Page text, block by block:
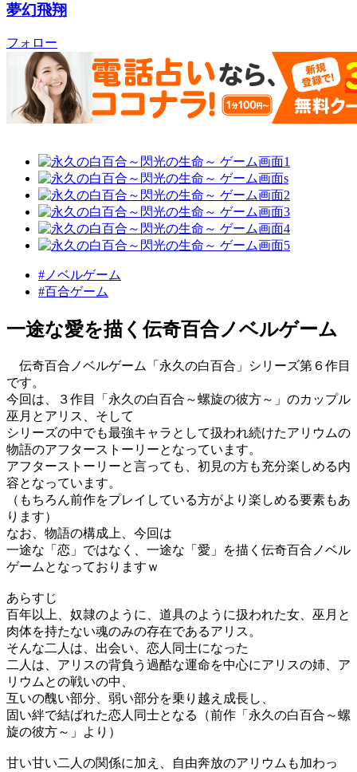
夢幻飛翔
フォロー
#ノベルゲーム
#百合ゲーム
一途な愛を描く伝奇百合ノベルゲーム
伝奇百合ノベルゲーム「永久の白百合」シリーズ第６作目
です。
今回は、３作目「永久の白百合～螺旋の彼方～」のカップル
巫月とアリス、そして
シリーズの中でも最強キャラとして扱われ続けたアリウムの
物語のアフターストーリーとなっています。
アフターストーリーと言っても、初見の方も充分楽しめる内
容となっています。
（もちろん前作をプレイしている方がより楽しめる要素もあ
ります）
なお、物語の構成上、今回は
一途な「恋」ではなく、一途な「愛」を描く伝奇百合ノベル
ゲームとなっておりますｗ
あらすじ
百年以上、奴隷のように、道具のように扱われた女、巫月と
肉体を持たない魂のみの存在であるアリス。
そんな二人は、出会い、恋人同士になった
二人は、アリスの背負う過酷な運命を中心にアリスの姉、ア
リウムとの戦いの中、
互いの醜い部分、弱い部分を乗り越え成長し、
固い絆で結ばれた恋人同士となる（前作「永久の白百合～螺
旋の彼方～」より）
甘い甘い二人の関係に加え、自由奔放のアリウムも加わっ